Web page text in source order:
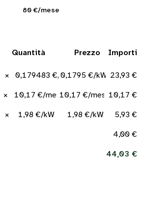
80 €/mese
Quantità Prezzo Importi
× 0,179483 €/kWh0,1795 €/kWh23,93 €
× 10,17 €/mese10,17 €/mese10,17 €
× 1,98 €/kW 1,98 €/kW 5,93 €
4,00 €
44,03 €